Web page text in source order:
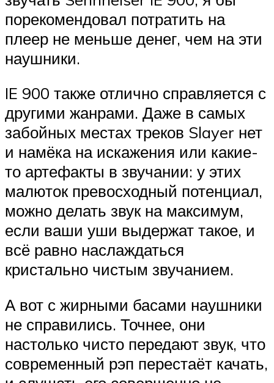
порекомендовал потратить на
плеер не меньше денег, чем на эти
наушники.
IE 900 также отлично справляется с
другими жанрами. Даже в самых
забойных местах треков Slayer нет
и намёка на искажения или какие-
то артефакты в звучании: у этих
малюток превосходный потенциал,
можно делать звук на максимум,
если ваши уши выдержат такое, и
всё равно наслаждаться
кристально чистым звучанием.
А вот с жирными басами наушники
не справились. Точнее, они
настолько чисто передают звук, что
современный рэп перестаёт качать,